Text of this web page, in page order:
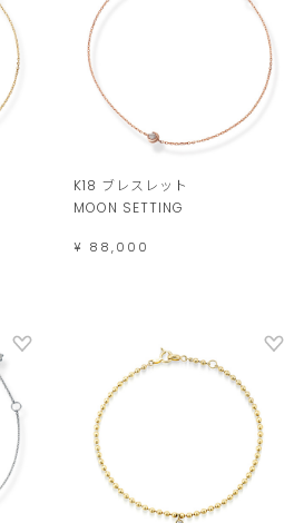
K18 ブレスレット
MOON SETTING
¥ 88,000